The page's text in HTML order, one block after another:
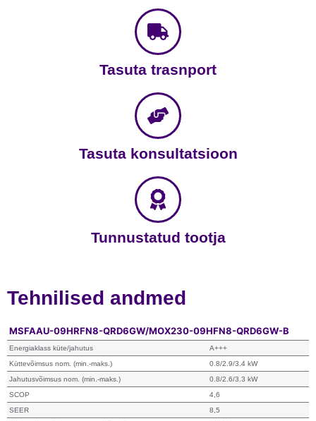
Tasuta trasnport
Tasuta konsultatsioon
Tunnustatud tootja
Tehnilised andmed
MSFAAU-09HRFN8-QRD6GW/MOX230-09HFN8-QRD6GW-B
Energiaklass küte/jahutus
A+++
Küttevõimsus nom. (min.-maks.)
0.8/2.9/3.4 kW
Jahutusvõimsus nom. (min.-maks.)
0.8/2.6/3.3 kW
SCOP
4,6
SEER
8,5